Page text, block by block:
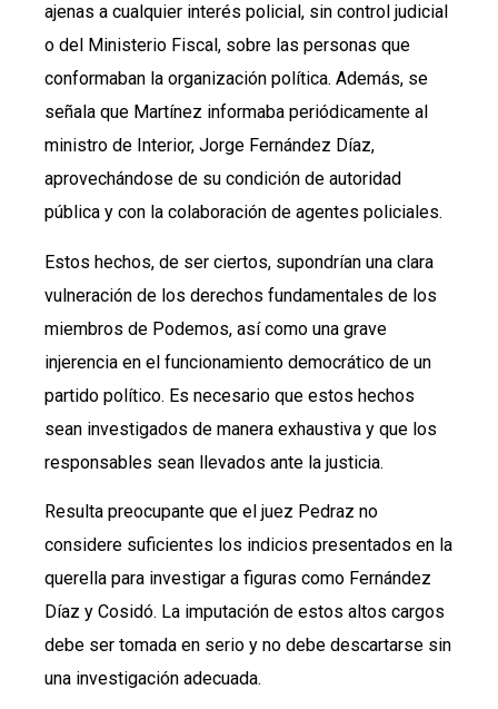
ajenas a cualquier interés policial, sin control judicial
o del Ministerio Fiscal, sobre las personas que
conformaban la organización política. Además, se
señala que Martínez informaba periódicamente al
ministro de Interior, Jorge Fernández Díaz,
aprovechándose de su condición de autoridad
pública y con la colaboración de agentes policiales.
Estos hechos, de ser ciertos, supondrían una clara
vulneración de los derechos fundamentales de los
miembros de Podemos, así como una grave
injerencia en el funcionamiento democrático de un
partido político. Es necesario que estos hechos
sean investigados de manera exhaustiva y que los
responsables sean llevados ante la justicia.
Resulta preocupante que el juez Pedraz no
considere suficientes los indicios presentados en la
querella para investigar a figuras como Fernández
Díaz y Cosidó. La imputación de estos altos cargos
debe ser tomada en serio y no debe descartarse sin
una investigación adecuada.